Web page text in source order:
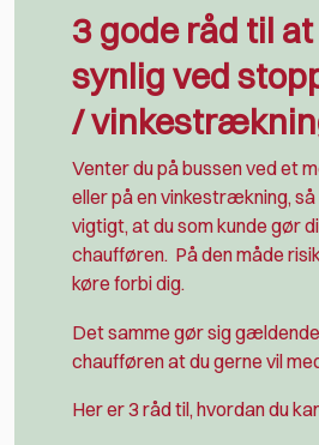
3 gode råd til
synlig ved
/
Venter du på bussen ved et
eller på en vinkestrækning,
vigtigt, at du som kunde gør
chaufføren. På den måde
køre forbi dig.
Det samme gør sig
chaufføren at du gerne vil
Her er 3 råd til, hvordan du